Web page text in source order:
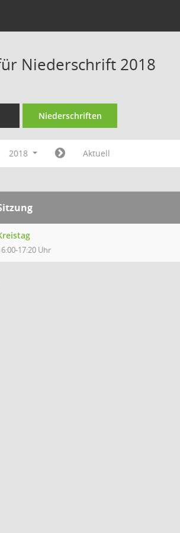
Niederschrift 2018
Niederschriften
2018 Aktuell
17:20 Uhr